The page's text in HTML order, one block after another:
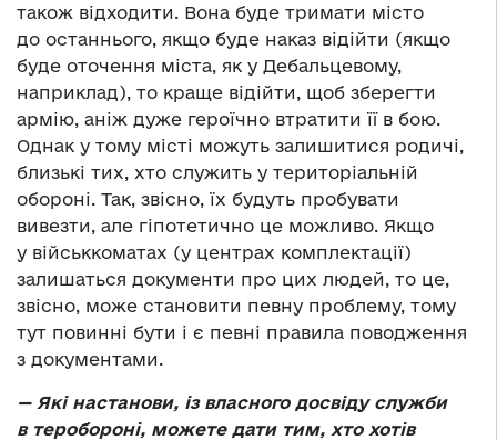
також відходити. Вона буде тримати місто
до останнього, якщо буде наказ відійти (якщо
буде оточення міста, як у Дебальцевому,
наприклад), то краще відійти, щоб зберегти
армію, аніж дуже героїчно втратити її в бою.
Однак у тому місті можуть залишитися родичі,
близькі тих, хто служить у територіальній
обороні. Так, звісно, їх будуть пробувати
вивезти, але гіпотетично це можливо. Якщо
у військкоматах (у центрах комплектації)
залишаться документи про цих людей, то це,
звісно, може становити певну проблему, тому
тут повинні бути і є певні правила поводження
з документами.
—Які настанови, із власного досвіду служби
в теробороні, можете дати тим, хто хотів